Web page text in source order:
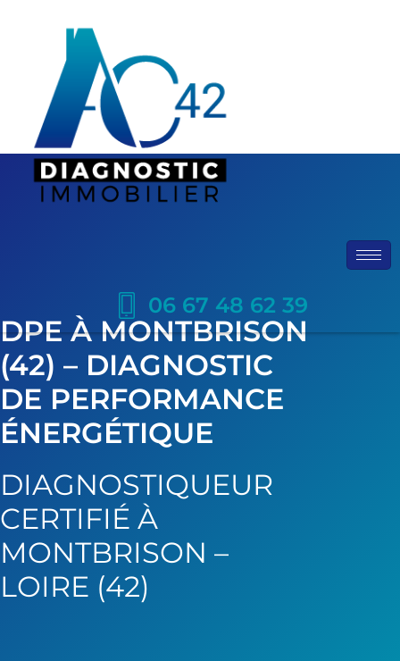
06 67 48 62 39
DPE À MONTBRISON
(42) – DIAGNOSTIC
DE PERFORMANCE
ÉNERGÉTIQUE
DIAGNOSTIQUEUR
CERTIFIÉ À
MONTBRISON –
LOIRE (42)